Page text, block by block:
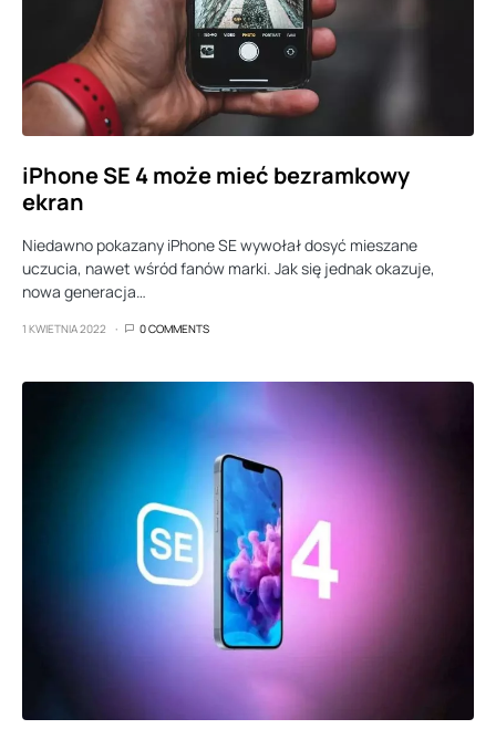
iPhone SE 4 może mieć bezramkowy
ekran
Niedawno pokazany iPhone SE wywołał dosyć mieszane
uczucia, nawet wśród fanów marki. Jak się jednak okazuje,
nowa generacja…
1 KWIETNIA 2022 0 COMMENTS